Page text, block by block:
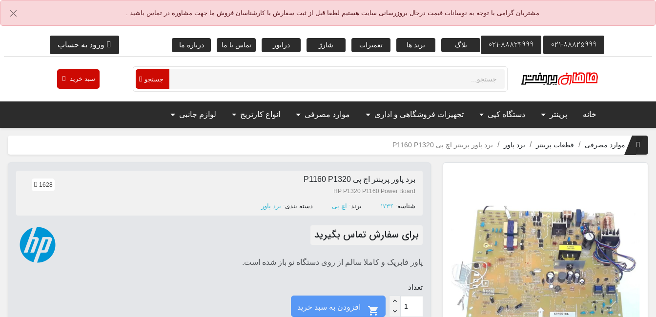
مشتریان گرامی با توجه به نوسانات قیمت درحال بروزرسانی سایت هستیم لطفا قبل از ثبت سفارش با کارشناسان فروش ما جهت مشاوره در تماس باشید .
021-88825999
021-88824999 بلاگ برند ها تعمیرات شارژ درایور تماس با ما درباره ما ورود به حساب
جستجو سبد خرید
خانه پرینتر دستگاه کپی تجهیزات فروشگاهی و اداری موارد مصرفی انواع کارتریج لوازم جانبی
موارد مصرفی قطعات پرینتر برد پاور برد پاور پرینتر اچ پی P1160 P1320
برد پاور پرینتر اچ پی P1160 P1320
HP P1320 P1160 Power Board
1628
ﺷﻨﺎﺳﻪ: 1734 ﺑﺮﻧﺪ: اچ پی ﺩﺳﺘﻪ ﺑﻨﺪی: برد پاور
برای سفارش تماس بگیرید
پاور فابریک و کاملا سالم از روی دستگاه نو باز شده است.
تعداد
